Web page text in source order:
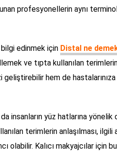
profesyonellerin aynı
edinmek için Distal ne
ve tıpta kullanılan terimlerin
geliştirebilir hem de
da insanların yüz hatlarına
terimlerin anlaşılması,
olabilir. Kalıcı makyajcılar için